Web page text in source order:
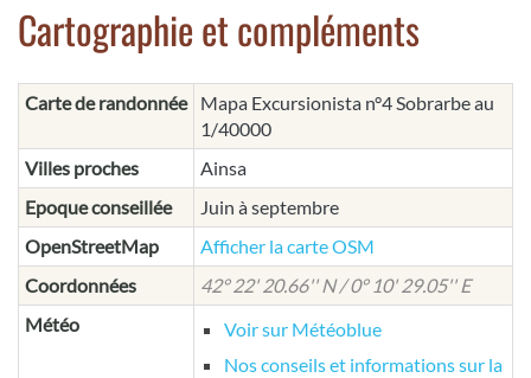
Cartographie et compléments
Carte de randonnée
Mapa Excursionista n°4 Sobrarbe au
1/40000
Villes proches
Ainsa
Epoque conseillée
Juin à septembre
OpenStreetMap
Afficher la carte OSM
Coordonnées
42° 22' 20.66'' N / 0° 10' 29.05'' E
Météo
Voir sur Météoblue
Nos conseils et informations sur la